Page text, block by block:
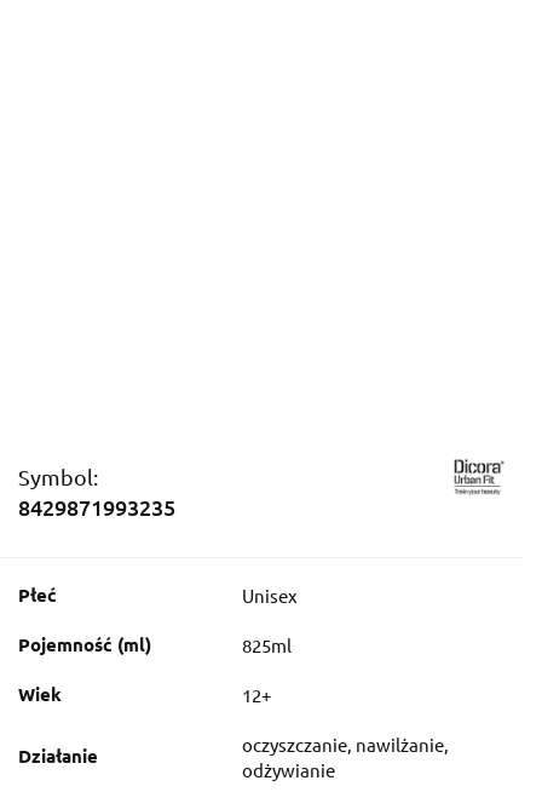
Symbol:
8429871993235
Płeć Unisex
Pojemność (ml) 825ml
Wiek 12+
Działanie
oczyszczanie, nawilżanie,
odżywianie